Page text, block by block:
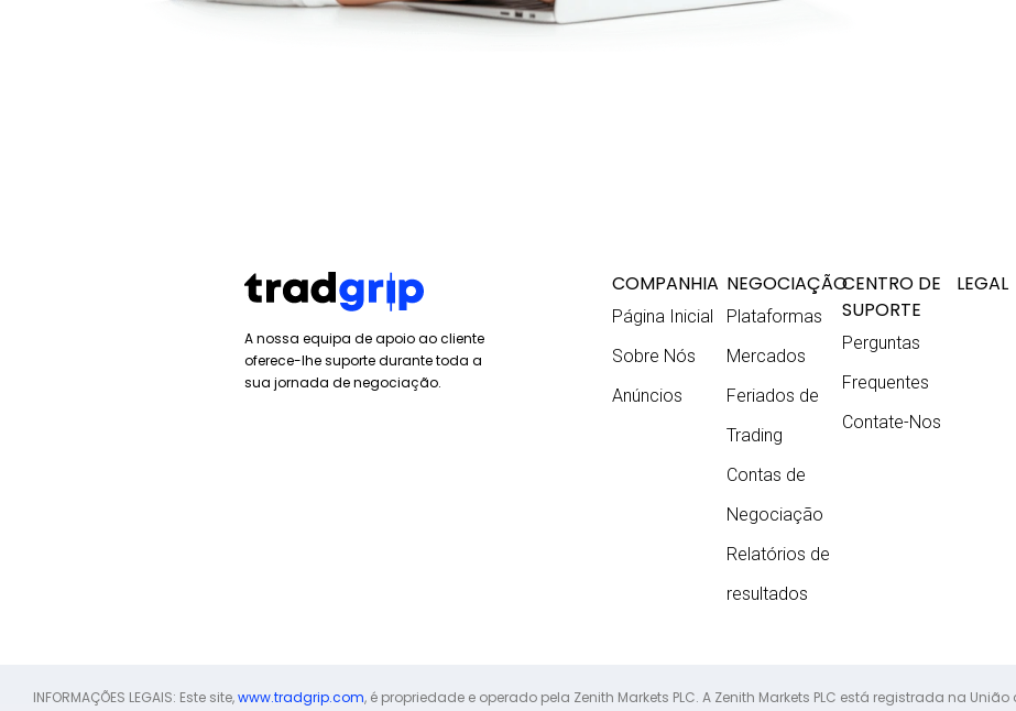
A nossa equipa de apoio ao cliente
oferece-lhe suporte durante toda a
sua jornada de negociação.
COMPANHIA
Página Inicial
Sobre Nós
Anúncios
NEGOCIAÇÃO
Plataformas
Mercados
Feriados de
Trading
Contas de
Negociação
Relatórios de
resultados
CENTRO DE
SUPORTE
Perguntas
Frequentes
Contate-Nos
LEGAL
INFORMAÇÕES LEGAIS: Este site,www.tradgrip.com, é propriedade e operado pela Zenith Markets PLC. A Zenith Markets PLC está registrada na